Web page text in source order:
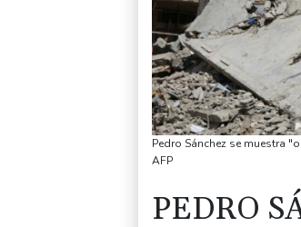
Pedro Sánchez se muestra
AFP
PEDRO